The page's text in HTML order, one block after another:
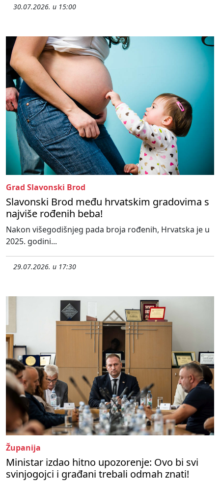
30.07.2026. u 15:00
Grad Slavonski Brod
Slavonski Brod među hrvatskim gradovima s
najviše rođenih beba!
Nakon višegodišnjeg pada broja rođenih, Hrvatska je u
2025. godini...
29.07.2026. u 17:30
Županija
Ministar izdao hitno upozorenje: Ovo bi svi
svinjogojci i građani trebali odmah znati!